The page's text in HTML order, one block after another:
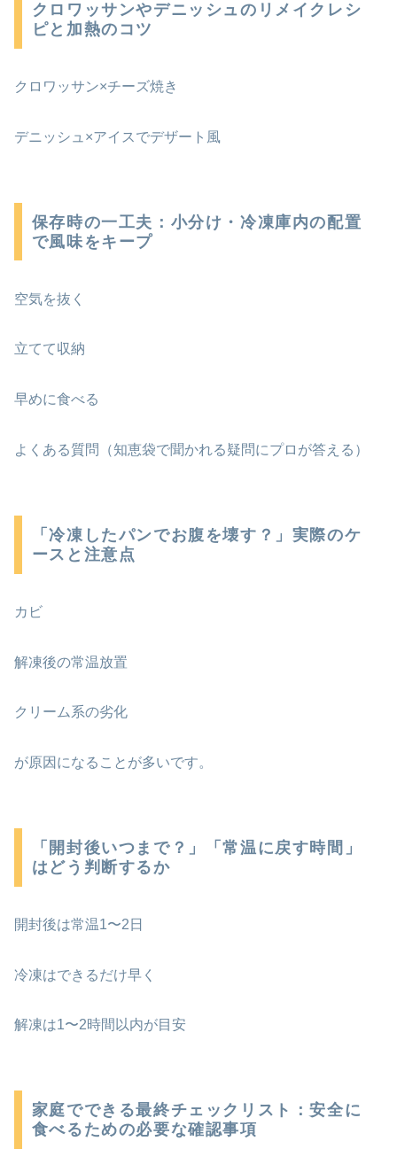
クロワッサンやデニッシュのリメイクレシ
ピと加熱のコツ
クロワッサン×チーズ焼き
デニッシュ×アイスでデザート風
保存時の一工夫：小分け・冷凍庫内の配置
で風味をキープ
空気を抜く
立てて収納
早めに食べる
よくある質問（知恵袋で聞かれる疑問にプロが答える）
「冷凍したパンでお腹を壊す？」実際のケ
ースと注意点
カビ
解凍後の常温放置
クリーム系の劣化
が原因になることが多いです。
「開封後いつまで？」「常温に戻す時間」
はどう判断するか
開封後は常温1〜2日
冷凍はできるだけ早く
解凍は1〜2時間以内が目安
家庭でできる最終チェックリスト：安全に
食べるための必要な確認事項